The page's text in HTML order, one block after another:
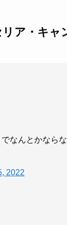
ア・キャ
なんとかなら
2022